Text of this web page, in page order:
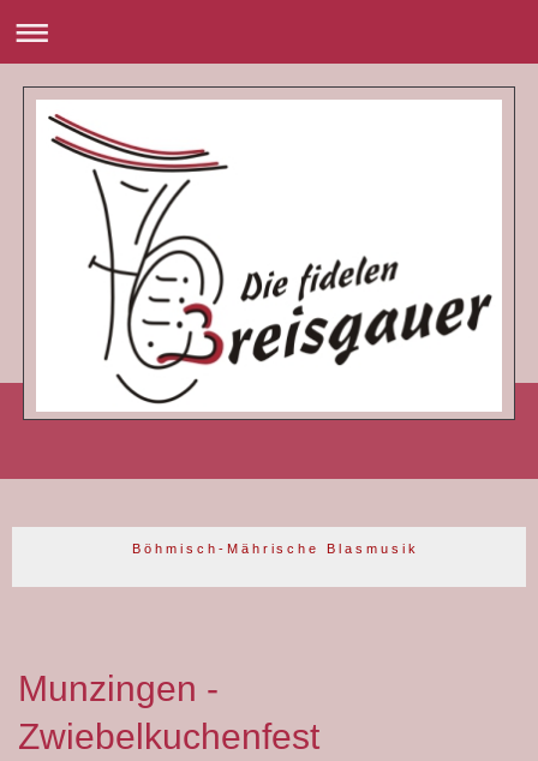
B ö h m i s c h - M ä h r i s c h e B l a s m u s i k
Munzingen -
Zwiebelkuchenfest